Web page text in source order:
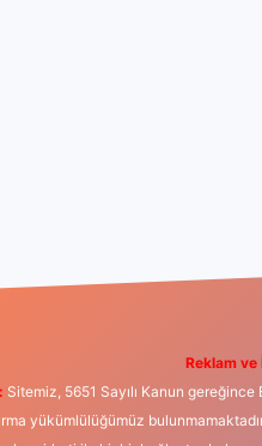
Reklam ve
Sitemiz, 5651 Sayılı Kanun
yükümlülüğümüz